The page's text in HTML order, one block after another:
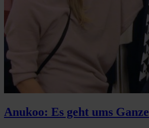
Anukoo: Es geht ums Ganze